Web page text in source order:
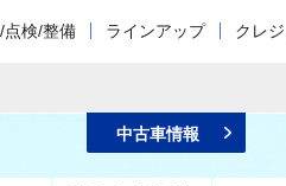
点検/整備 ラインアップ クレ
中古車情報